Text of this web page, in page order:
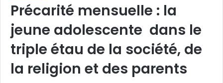
Précarité mensuelle : la
jeune adolescente dans le
triple étau de la société, de
la religion et des parents